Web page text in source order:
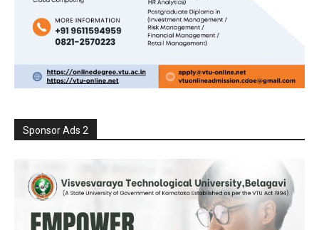
Sponsor Ads 2